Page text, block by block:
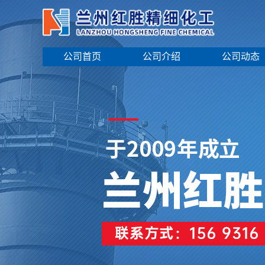
公司首页 公司介绍 公司动态